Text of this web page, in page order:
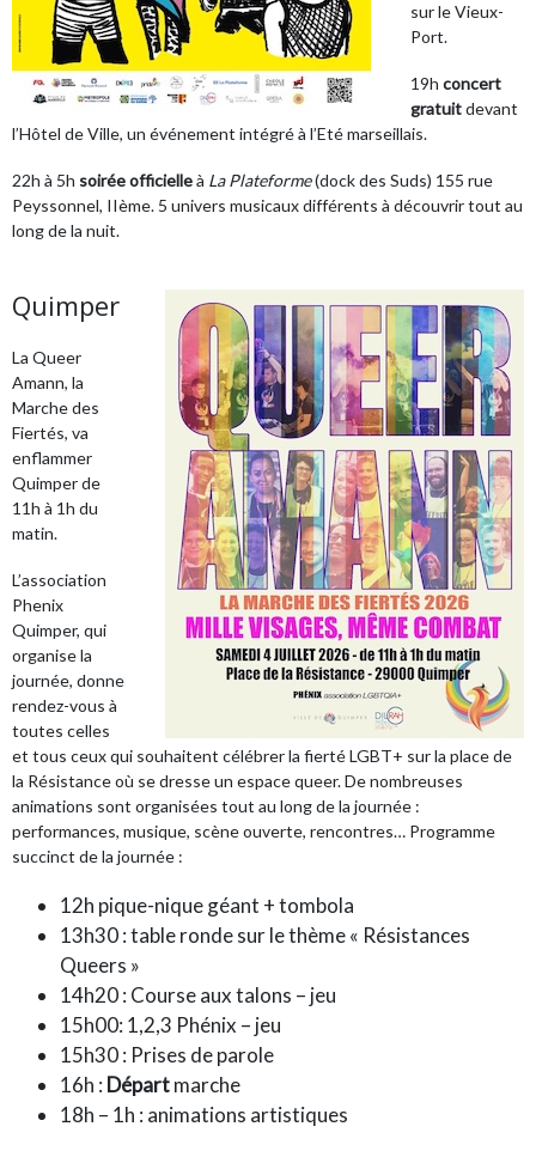
sur le Vieux-
Port.
19h concert
gratuitdevant
l’Hôtel de Ville, un événement intégré à l’Eté marseillais.
22h à 5h soirée officielleà La Plateforme(dock des Suds) 155 rue
Peyssonnel, IIème. 5 univers musicaux différents à découvrir tout au
long de la nuit.
Quimper
La Queer
Amann, la
Marche des
Fiertés, va
enflammer
Quimper de
11h à 1h du
matin.
L’association
Phenix
Quimper, qui
organise la
journée, donne
rendez-vous à
toutes celles
et tous ceux qui souhaitent célébrer la fierté LGBT+ sur la place de
la Résistance où se dresse un espace queer. De nombreuses
animations sont organisées tout au long de la journée :
performances, musique, scène ouverte, rencontres… Programme
succinct de la journée :
12h pique-nique géant + tombola
13h30 : table ronde sur le thème « Résistances
Queers »
14h20 : Course aux talons – jeu
15h00: 1,2,3 Phénix – jeu
15h30 : Prises de parole
16h : Départmarche
18h – 1h : animations artistiques